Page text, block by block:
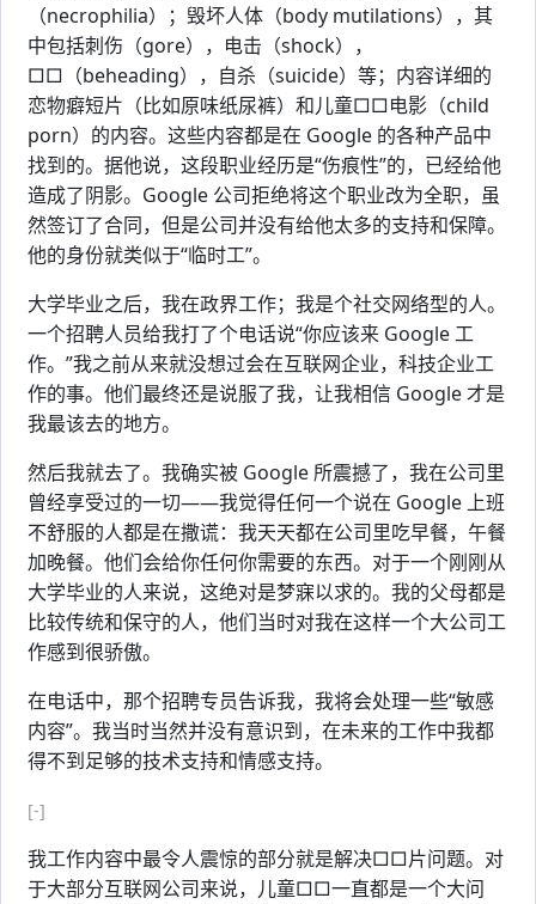
（necrophilia）；毁坏人体（body mutilations），其
中包括刺伤（gore），电击（shock），
□□（beheading），自杀（suicide）等；内容详细的
恋物癖短片（比如原味纸尿裤）和儿童□□电影（child
porn）的内容。这些内容都是在 Google 的各种产品中
找到的。据他说，这段职业经历是“伤痕性”的，已经给他
造成了阴影。Google 公司拒绝将这个职业改为全职，虽
然签订了合同，但是公司并没有给他太多的支持和保障。
他的身份就类似于“临时工”。
大学毕业之后，我在政界工作；我是个社交网络型的人。
一个招聘人员给我打了个电话说“你应该来 Google 工
作。”我之前从来就没想过会在互联网企业，科技企业工
作的事。他们最终还是说服了我，让我相信 Google 才是
我最该去的地方。
然后我就去了。我确实被 Google 所震撼了，我在公司里
曾经享受过的一切——我觉得任何一个说在 Google 上班
不舒服的人都是在撒谎：我天天都在公司里吃早餐，午餐
加晚餐。他们会给你任何你需要的东西。对于一个刚刚从
大学毕业的人来说，这绝对是梦寐以求的。我的父母都是
比较传统和保守的人，他们当时对我在这样一个大公司工
作感到很骄傲。
在电话中，那个招聘专员告诉我，我将会处理一些“敏感
内容”。我当时当然并没有意识到，在未来的工作中我都
得不到足够的技术支持和情感支持。
[-]
我工作内容中最令人震惊的部分就是解决□□片问题。对
于大部分互联网公司来说，儿童□□一直都是一个大问